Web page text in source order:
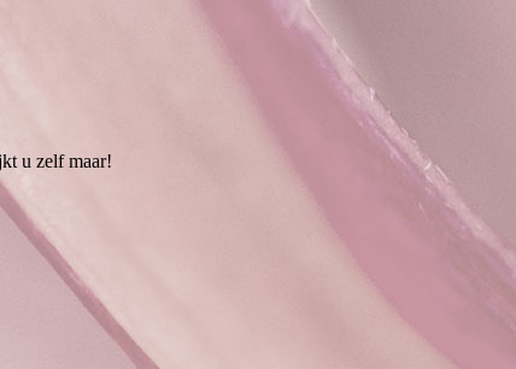
u zelf maar!